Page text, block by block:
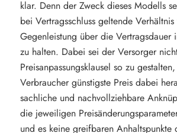
klar. Denn der Zweck dieses Modells
bei Vertragsschluss geltende
Gegenleistung über die Vertragsdauer
zu halten. Dabei sei der Versorger
Preisanpassungsklausel so zu
Verbraucher günstigste Preis dabei
sachliche und nachvollziehbare
die jeweiligen
und es keine greifbaren Anhaltspunkte